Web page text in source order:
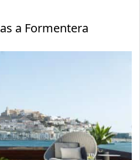
a Formentera